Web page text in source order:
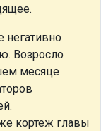
негативно
Возросло
месяце
кортеж главы